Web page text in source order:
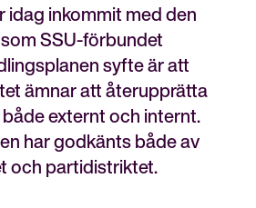
idag inkommit med den
SSU-förbundet
syfte är att
ämnar att återupprätta
externt och internt.
har godkänts både av
och partidistriktet.